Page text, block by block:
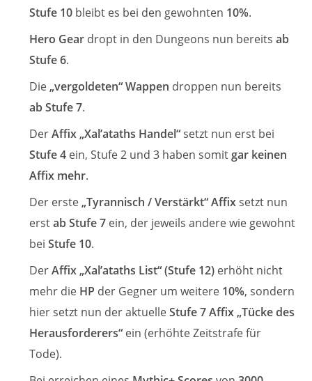
Stufe 10 bleibt es bei den gewohnten 10%.
Hero Gear dropt in den Dungeons nun bereitsab
Stufe 6.
Die„vergoldeten“ Wappen droppen nun bereits
ab Stufe 7.
DerAffix „Xal’ataths Handel“setzt nun erst bei
Stufe 4 ein, Stufe 2 und 3 haben somit gar keinen
Affix mehr.
Der erste„Tyrannisch / Verstärkt“ Affixsetzt nun
erstab Stufe 7 ein, der jeweils andere wie gewohnt
beiStufe 10.
DerAffix „Xal’ataths List“ (Stufe 12) erhöht nicht
mehr die HP der Gegner um weitere 10%, sondern
hier setzt nun der aktuelleStufe 7 Affix „Tücke des
Herausforderers“ ein (erhöhte Zeitstrafe für
Tode).